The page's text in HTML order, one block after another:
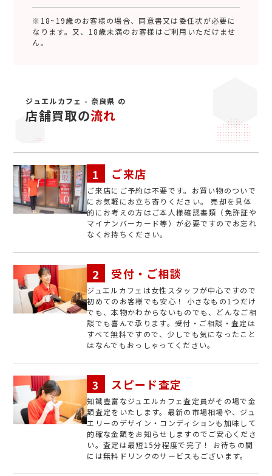
※18~19歳のお客様の場合、同意書又は委任状が必要に
なります。又、18歳未満のお客様はご利用いただけませ
ん。
ジュエルカフェ - 奈良県 の
店舗買取の流れ
ご来店
ご来店にご予約は不要です。お買い物のついで
にお気軽にお立ち寄りください。 売却を具体
的にお考えの方はご本人様確認書類（免許証や
マイナンバーカード等）が必要ですのでお忘れ
なくお持ちください。
受付・ご相談
ジュエルカフェは女性スタッフが中心ですので
初めてのお客様でも安心！ 小さなもの1つだけ
でも、本物かわからないものでも、どんなご相
談でも喜んで承ります。受付・ご相談・査定は
すべて無料ですので、少しでも気になったこと
はなんでもおっしゃってください。
スピード査定
知識豊富なジュエルカフェ査定員がその場で金
額査定をいたします。最新の市場相場や、ジュ
エリーのデザイン・コンディションも加味して
的確な金額をお知らせしますのでご安心くださ
い。査定は最短15分程度で完了！ お待ちの間
には無料ドリンクのサービスもございます。